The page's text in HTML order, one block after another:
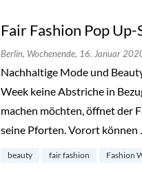
Fair Fashion Pop
Berlin, Wochenende, 16. Januar
Nachhaltige Mode und
Week keine Abstriche in
machen möchten, öffnet der
seine Pforten. Vorort können
beauty fair fashion Fashion